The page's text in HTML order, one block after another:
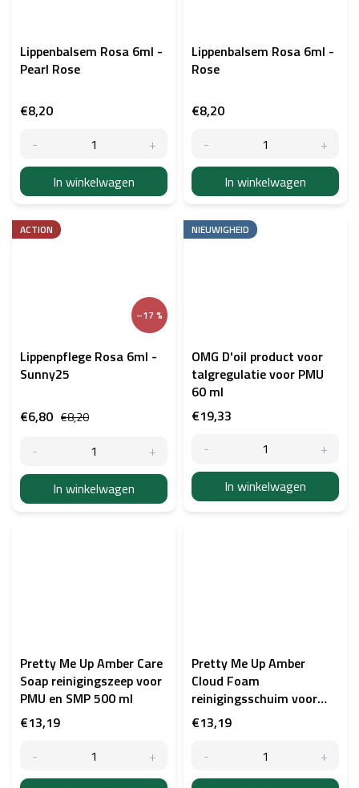
Lippenbalsem Rosa 6ml -
Pearl Rose
€8,20
In winkelwagen
Lippenbalsem Rosa 6ml -
Rose
€8,20
In winkelwagen
ACTION
–17 %
Lippenpflege Rosa 6ml -
Sunny25
€8,20
€6,80
In winkelwagen
NIEUWIGHEID
OMG D'oil product voor
talgregulatie voor PMU
60 ml
€19,33
In winkelwagen
Pretty Me Up Amber Care
Soap reinigingszeep voor
PMU en SMP 500 ml
€13,19
Pretty Me Up Amber
Cloud Foam
reinigingsschuim voor
PMU en SMP 200 ml
€13,19